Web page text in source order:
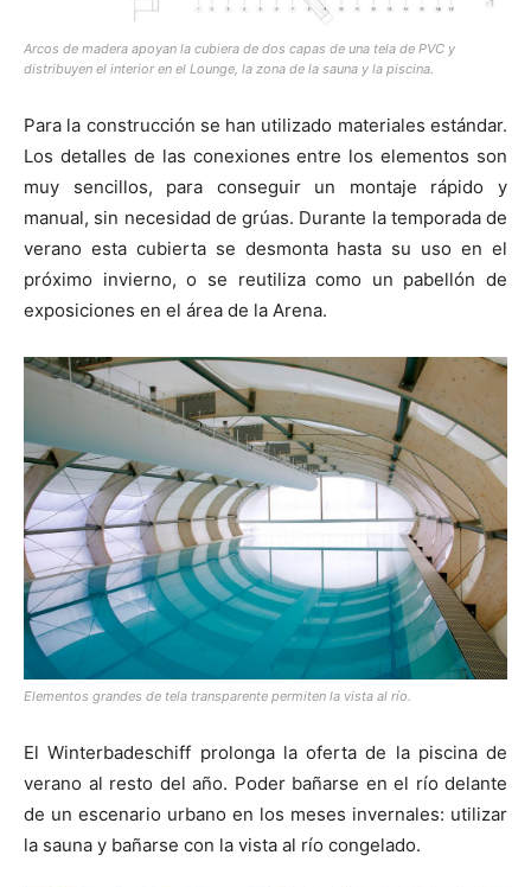
Arcos de madera apoyan la cubiera de dos capas de una tela de PVC y
distribuyen el interior en el Lounge, la zona de la sauna y la piscina.
Para la construcción se han utilizado materiales estándar.
Los detalles de las conexiones entre los elementos son
muy sencillos, para conseguir un montaje rápido y
manual, sin necesidad de grúas. Durante la temporada de
verano esta cubierta se desmonta hasta su uso en el
próximo invierno, o se reutiliza como un pabellón de
exposiciones en el área de la Arena.
Elementos grandes de tela transparente permiten la vista al río.
El Winterbadeschiff prolonga la oferta de la piscina de
verano al resto del año. Poder bañarse en el río delante
de un escenario urbano en los meses invernales: utilizar
la sauna y bañarse con la vista al río congelado.